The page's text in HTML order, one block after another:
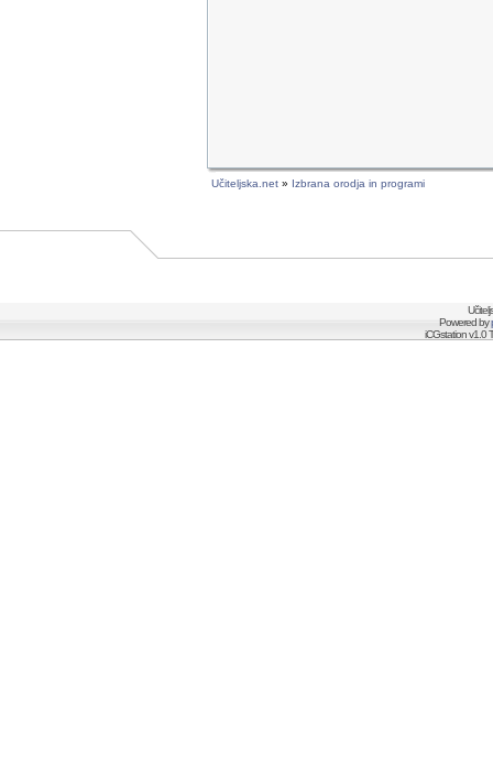
Učiteljska.net » Izbrana orodja in programi
Powered by
iCGstation v1.0